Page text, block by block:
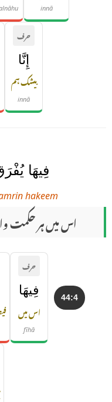
innā
حرف
إِنَّا
بیشک ہم
innā
فِيهَا
hakeem
اس میں ہر حکمت
44:4
حرف
فِيهَا
اس میں
fīhā